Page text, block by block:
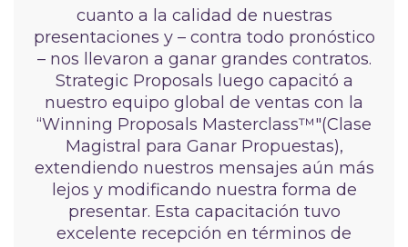
cuanto a la calidad de nuestras
presentaciones y – contra todo pronóstico
– nos llevaron a ganar grandes contratos.
Strategic Proposals luego capacitó a
nuestro equipo global de ventas con la
“Winning Proposals Masterclass™"(Clase
Magistral para Ganar Propuestas),
extendiendo nuestros mensajes aún más
lejos y modificando nuestra forma de
presentar. Esta capacitación tuvo
excelente recepción en términos de